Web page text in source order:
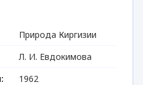
Природа Киргизии
Л. И. Евдокимова
1962